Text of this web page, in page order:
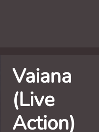
Vaiana
(Live
Action)